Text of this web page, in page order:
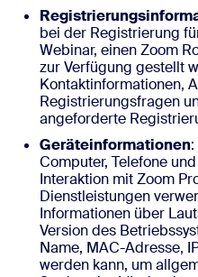
bei der Registrierung
Webinar, einen Zoom
zur Verfügung gestellt
Kontaktinformationen,
Registrierungsfragen
angeforderte
Geräteinformationen
Computer, Telefone
Interaktion mit Zoom
Dienstleistungen
Informationen über
Version des
Name, MAC-Adresse,
werden kann, um